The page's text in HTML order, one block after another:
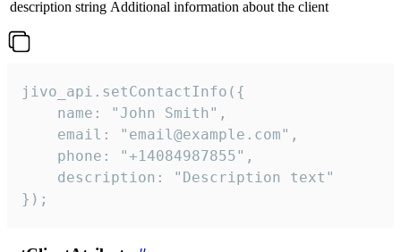
description string Additional information about the client
jivo_api.setContactInfo({
    name: "John Smith",
    email: "email@example.com",
    phone: "+14084987855",
    description: "Description text"
});